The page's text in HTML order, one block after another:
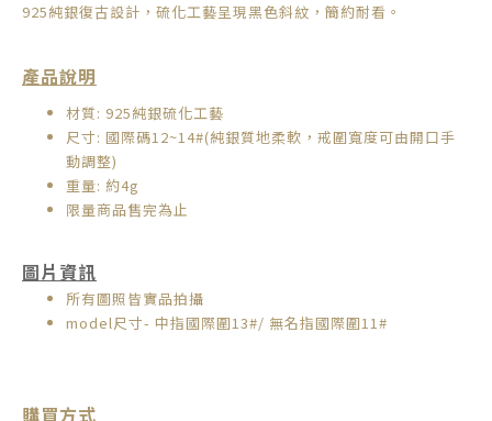
925純銀復古設計，硫化工藝呈現黑色斜紋，簡約耐看。
產品說明
材質: 925純銀硫化工藝
尺寸: 國際碼12~14#(純銀質地柔軟， 戒圍寬度可由開口手
動調整)
重量: 約4g
限量商品售完為止
圖片資訊
所有圖照皆實品拍攝
model尺寸- 中指國際圍13#/ 無名指國際圍11#
購買方式